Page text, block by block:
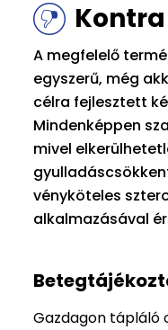
Kontra
A megfelelő
egyszerű, még
célra fejlesztett
Mindenképpen
mivel
vényköteles
alkalmazásával
Gazdagon tápláló